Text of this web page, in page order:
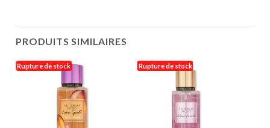
PRODUITS SIMILAIRES
Rupture de stock Rupture de stock